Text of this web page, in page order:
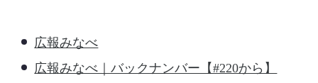
広報みなべ
広報みなべ｜バックナンバー【#220から】